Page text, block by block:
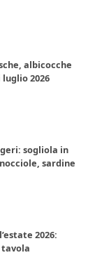
albicocche
2026
sogliola in
sardine
2026:
tavola